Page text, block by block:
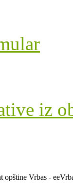
iz
opštine Vrbas -